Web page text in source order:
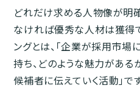
どれだけ求める人物像が明
なければ優秀な人材は獲得
ングとは、「企業が採用市場
持ち、どのような魅力がある
候補者に伝えていく活動」です